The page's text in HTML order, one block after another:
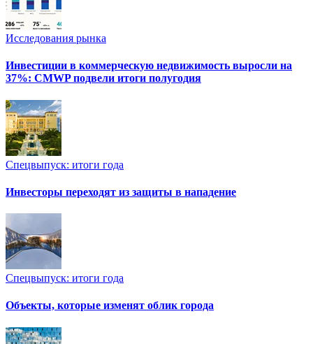
Исследования рынка
Инвестиции в коммерческую недвижимость выросли на
37%: CMWP подвели итоги полугодия
Спецвыпуск: итоги года
Инвесторы переходят из защиты в нападение
Спецвыпуск: итоги года
Объекты, которые изменят облик города